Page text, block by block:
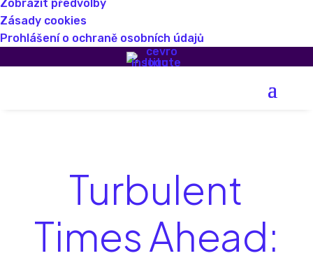
Zobrazit předvolby
Zásady cookies
Prohlášení o ochraně osobních údajů
Turbulent
Times Ahead: